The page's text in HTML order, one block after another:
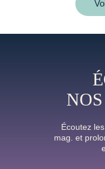
Écoutez
mag. et